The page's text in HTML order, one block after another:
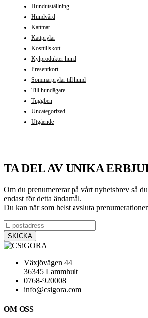
Hundutställning
Hundvård
Kattmat
Kattprylar
Kosttillskott
Kylprodukter hund
Presentkort
Sommarprylar till hund
Till hundägare
Tuggben
Uncategorized
Utgående
TA DEL AV UNIKA
Om du prenumererar på vårt nyhetsbrev så
endast för detta ändamål.
Du kan när som helst avsluta
Växjövägen 44
36345 Lammhult
0768-920008
info@csigora.com
OM OSS